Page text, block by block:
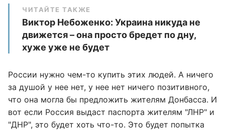
ЧИТАЙТЕ ТАКЖЕ
Виктор Небоженко: Украина никуда не
движется – она просто бредет по дну,
хуже уже не будет
России нужно чем-то купить этих людей. А ничего
за душой у нее нет, у нее нет ничего позитивного,
что она могла бы предложить жителям Донбасса. И
вот если Россия выдаст паспорта жителям "ЛНР" и
"ДНР", это будет хоть что-то. Это будет попытка